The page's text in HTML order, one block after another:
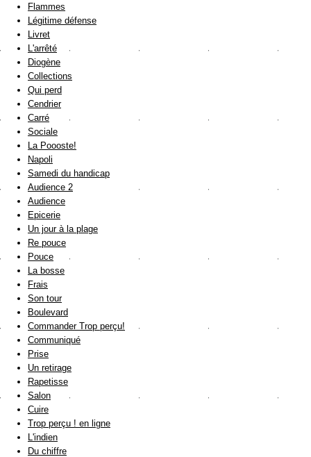
Flammes
Légitime défense
Livret
L'arrêté
Diogène
Collections
Qui perd
Cendrier
Carré
Sociale
La Poooste!
Napoli
Samedi du handicap
Audience 2
Audience
Epicerie
Un jour à la plage
Re pouce
Pouce
La bosse
Frais
Son tour
Boulevard
Commander Trop perçu!
Communiqué
Prise
Un retirage
Rapetisse
Salon
Cuire
Trop perçu ! en ligne
L'indien
Du chiffre